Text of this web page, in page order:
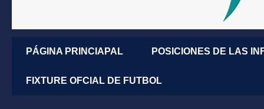
PÁGINA PRINCIAPAL POSICIONES DE LAS
FIXTURE OFCIAL DE FUTBOL